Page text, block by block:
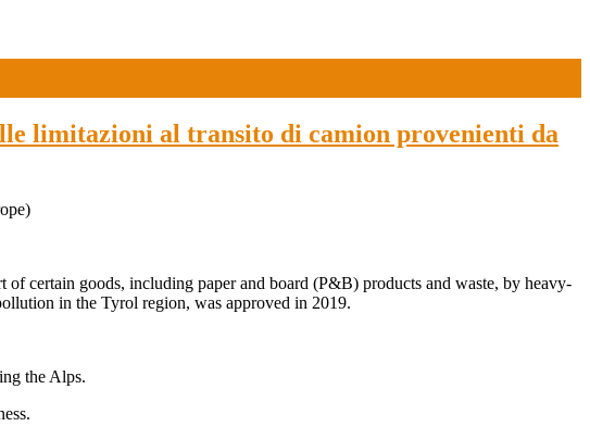
limitazioni al transito di camion provenienti da
certain goods, including paper and board (P&B) products and waste, by heavy-
in the Tyrol region, was approved in 2019.
the Alps.